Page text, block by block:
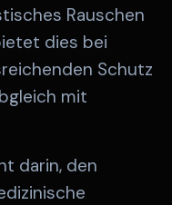
Rauschen
dies bei
Schutz
mit
darin, den